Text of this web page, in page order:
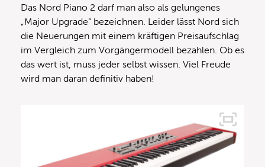
Das Nord Piano 2 darf man also als gelungenes
„Major Upgrade“ bezeichnen. Leider lässt Nord sich
die Neuerungen mit einem kräftigen Preisaufschlag
im Vergleich zum Vorgängermodell bezahlen. Ob es
das wert ist, muss jeder selbst wissen. Viel Freude
wird man daran definitiv haben!